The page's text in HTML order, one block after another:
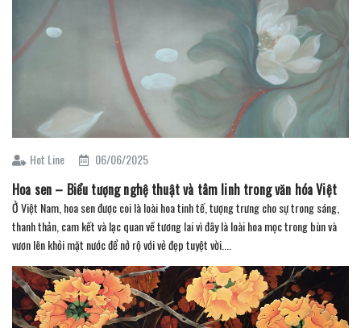
Hot Line 06/06/2025
Hoa sen – Biểu tượng nghệ thuật và tâm linh trong văn hóa Việt
Ở Việt Nam, hoa sen được coi là loài hoa tinh tế, tượng trưng cho sự trong sáng,
thanh thản, cam kết và lạc quan về tương lai vì đây là loài hoa mọc trong bùn và
vươn lên khỏi mặt nước để nở rộ với vẻ đẹp tuyệt vời....